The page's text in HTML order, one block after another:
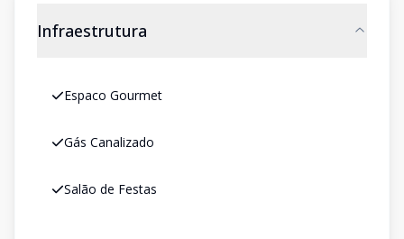
Infraestrutura
Espaco Gourmet
Gás Canalizado
Salão de Festas